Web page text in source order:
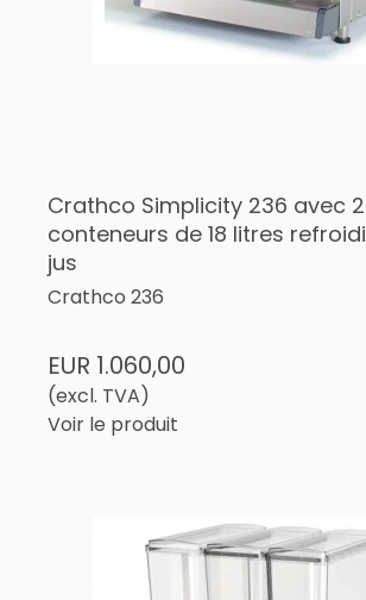
Crathco Simplicity 236 avec 2
conteneurs de 18 litres
jus
Crathco 236
EUR 1.060,00
(excl. TVA)
Voir le produit